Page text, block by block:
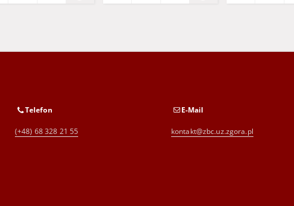
Telefon
(+48) 68 328 21 55
E-Mail
kontakt@zbc.uz.zgora.pl